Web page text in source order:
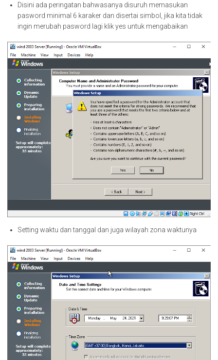
Disini ada peringatan bahwasanya disuruh memasukan
pasword minimal 6 karaker dan disertai simbol, jika kita tidak
ingin merubah pasword lagi klik yes untuk mengabaikan
Setting waktu dan tanggal dan juga wilayah zona waktunya